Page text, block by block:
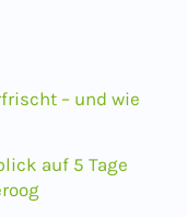
– und wie
auf 5 Tage